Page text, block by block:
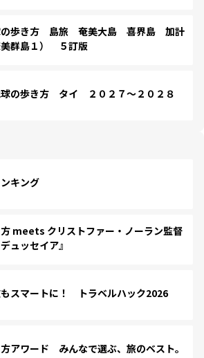
歩き方 島旅 奄美大島 喜界島 加計
美群島１） ５訂版
の歩き方 タイ ２０２７～２０２８
キング
meets クリストファー・ノーラン監督
ュッセイア』
スマートに！ トラベルハック2026
アワード みんなで選ぶ、旅のベスト。